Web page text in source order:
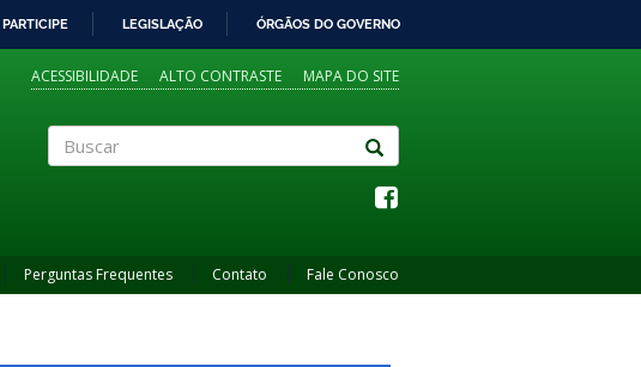
PARTICIPE LEGISLAÇÃO ÓRGÃOS DO GOVERNO
ACESSIBILIDADE ALTO CONTRASTE MAPA DO SITE
Perguntas Frequentes Contato Fale Conosco